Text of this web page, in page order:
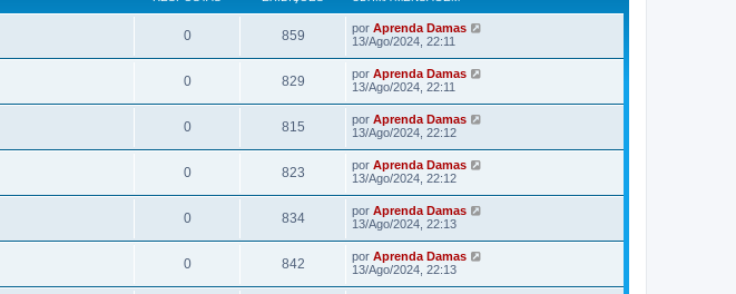
m
0 859 por Aprenda Damas
13/Ago/2024, 22:11
0 829 por Aprenda Damas
13/Ago/2024, 22:11
0 815 por Aprenda Damas
13/Ago/2024, 22:12
0 823 por Aprenda Damas
13/Ago/2024, 22:12
0 834 por Aprenda Damas
13/Ago/2024, 22:13
0 842 por Aprenda Damas
13/Ago/2024, 22:13